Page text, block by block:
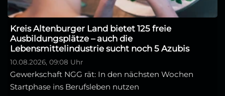
Kreis Altenburger Land bietet 125 freie
Ausbildungsplätze – auch die
Lebensmittelindustrie sucht noch 5 Azubis
10.08.2026, 09:08 Uhr
Gewerkschaft NGG rät: In den nächsten Wochen
Startphase ins Berufsleben nutzen